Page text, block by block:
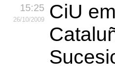
15:25
26/10/2009
CiU